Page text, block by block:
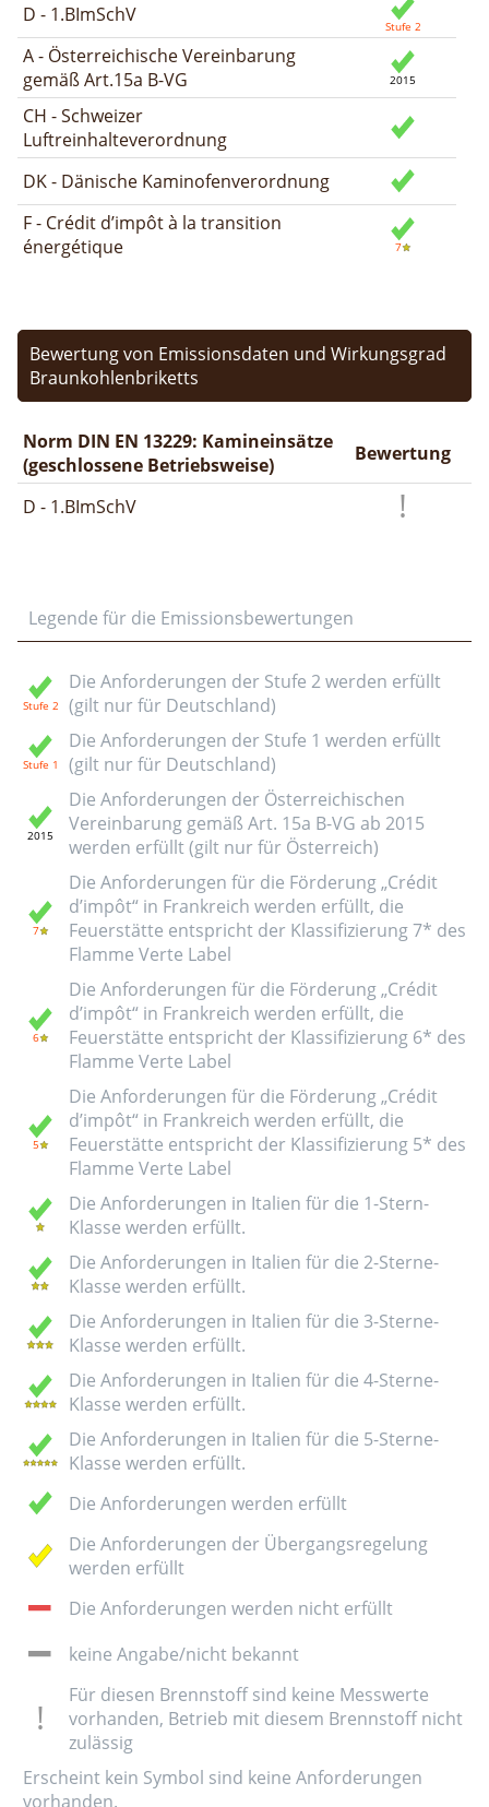
D - 1.BImSchV
A - Österreichische Vereinbarung
gemäß Art.15a B-VG
CH - Schweizer
Luftreinhalteverordnung
DK - Dänische Kaminofenverordnung
F - Crédit d’impôt à la transition
énergétique
Bewertung von Emissionsdaten und Wirkungsgrad
Braunkohlenbriketts
Norm DIN EN 13229: Kamineinsätze
(geschlossene Betriebsweise)
Bewertung
D - 1.BImSchV
Legende für die Emissionsbewertungen
Die Anforderungen der Stufe 2 werden erfüllt
(gilt nur für Deutschland)
Die Anforderungen der Stufe 1 werden erfüllt
(gilt nur für Deutschland)
Die Anforderungen der Österreichischen
Vereinbarung gemäß Art. 15a B-VG ab 2015
werden erfüllt (gilt nur für Österreich)
Die Anforderungen für die Förderung „Crédit
d’impôt“ in Frankreich werden erfüllt, die
Feuerstätte entspricht der Klassifizierung 7* des
Flamme Verte Label
Die Anforderungen für die Förderung „Crédit
d’impôt“ in Frankreich werden erfüllt, die
Feuerstätte entspricht der Klassifizierung 6* des
Flamme Verte Label
Die Anforderungen für die Förderung „Crédit
d’impôt“ in Frankreich werden erfüllt, die
Feuerstätte entspricht der Klassifizierung 5* des
Flamme Verte Label
Die Anforderungen in Italien für die 1-Stern-
Klasse werden erfüllt.
Die Anforderungen in Italien für die 2-Sterne-
Klasse werden erfüllt.
Die Anforderungen in Italien für die 3-Sterne-
Klasse werden erfüllt.
Die Anforderungen in Italien für die 4-Sterne-
Klasse werden erfüllt.
Die Anforderungen in Italien für die 5-Sterne-
Klasse werden erfüllt.
Die Anforderungen werden erfüllt
Die Anforderungen der Übergangsregelung
werden erfüllt
Die Anforderungen werden nicht erfüllt
keine Angabe/nicht bekannt
Für diesen Brennstoff sind keine Messwerte
vorhanden, Betrieb mit diesem Brennstoff nicht
zulässig
Erscheint kein Symbol sind keine Anforderungen
vorhanden.